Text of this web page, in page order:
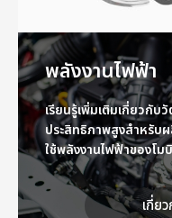
พลังงานไฟฟ้า
เรียนรู้เพิ่มเติมเกี่ยวกับ
ประสิทธิภาพสูงสำหรั
ใช้พลังงานไฟฟ้าของโม
เกี่ย
เกี่ย